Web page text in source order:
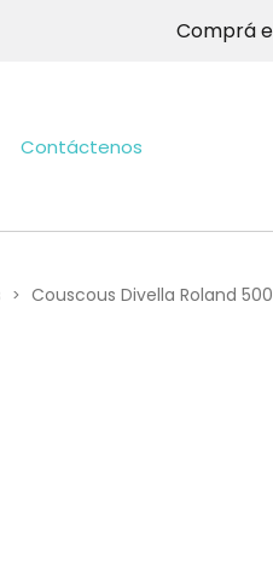
Comprá
Contáctenos
> Couscous Divella Roland